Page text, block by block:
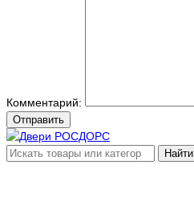
Комментарий:
Отправить
Найти